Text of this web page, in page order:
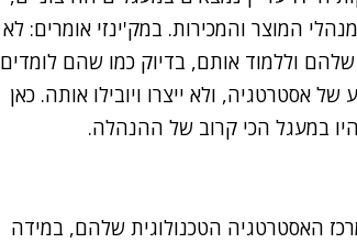
המוצר והמכירות. במק'ינזי אומרים: לא
וללמוד אותם, בדיוק כמו שהם לומדים
אסטרטגיה, ולא ייצרו ויובילו אותה. כאן
במעגל הכי קרוב של ההנהלה.
האסטרטגיה הטכנולוגית שלהם, במידה